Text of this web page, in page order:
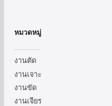
หมวดหมู่
งานตัด
งานเจาะ
งานขัด
งานเจียร